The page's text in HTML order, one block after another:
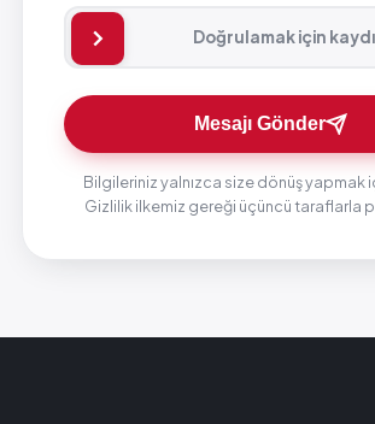
Doğrulamak için
Mesajı Gönder
Bilgileriniz yalnızca size dönüş yapmak
Gizlilik ilkemiz gereği üçüncü taraflarla